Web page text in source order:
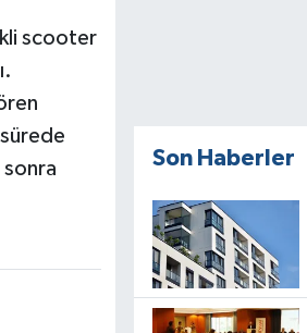
scooter
sonra
Son Haberler